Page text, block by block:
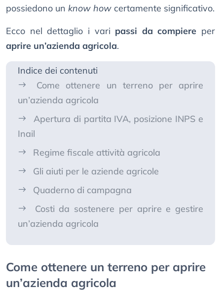
possiedono un know how certamente significativo.
Ecco nel dettaglio i vari passi da compiere per
aprire un’azienda agricola.
Indice dei contenuti
Come ottenere un terreno per aprire
un’azienda agricola
Apertura di partita IVA, posizione INPS e
Inail
Regime fiscale attività agricola
Gli aiuti per le aziende agricole
Quaderno di campagna
Costi da sostenere per aprire e gestire
un’azienda agricola
Come ottenere un terreno per aprire
un’azienda agricola